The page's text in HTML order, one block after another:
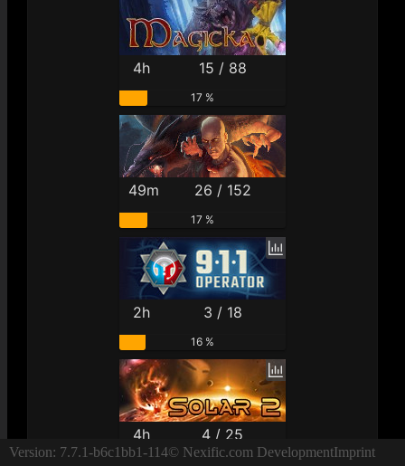
4h 15 / 88
17 %
49m 26 / 152
17 %
2h 3 / 18
16 %
4h 4 / 25
Version: 7.7.1-b6c1bb1-114© Nexific.com DevelopmentImprint